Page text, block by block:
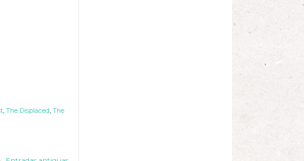
, The Displaced, The